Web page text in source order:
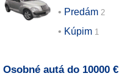
Predám
Kúpim
Osobné autá do 10000 €